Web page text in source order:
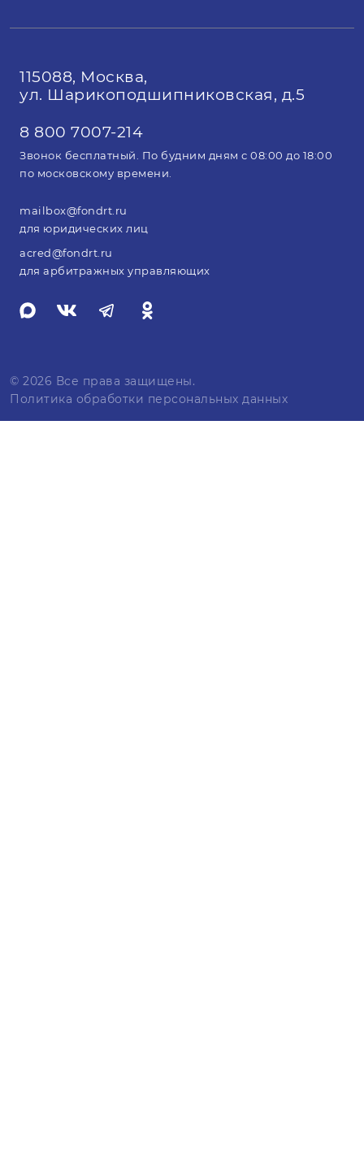
115088, Москва,
ул. Шарикоподшипниковская, д.5
8 800 7007-214
Звонок бесплатный. По будним дням с 08:00 до 18:00
по московскому времени.
mailbox@fondrt.ru
для юридических лиц
acred@fondrt.ru
для арбитражных управляющих
© 2026 Все права защищены.
Политика обработки персональных данных